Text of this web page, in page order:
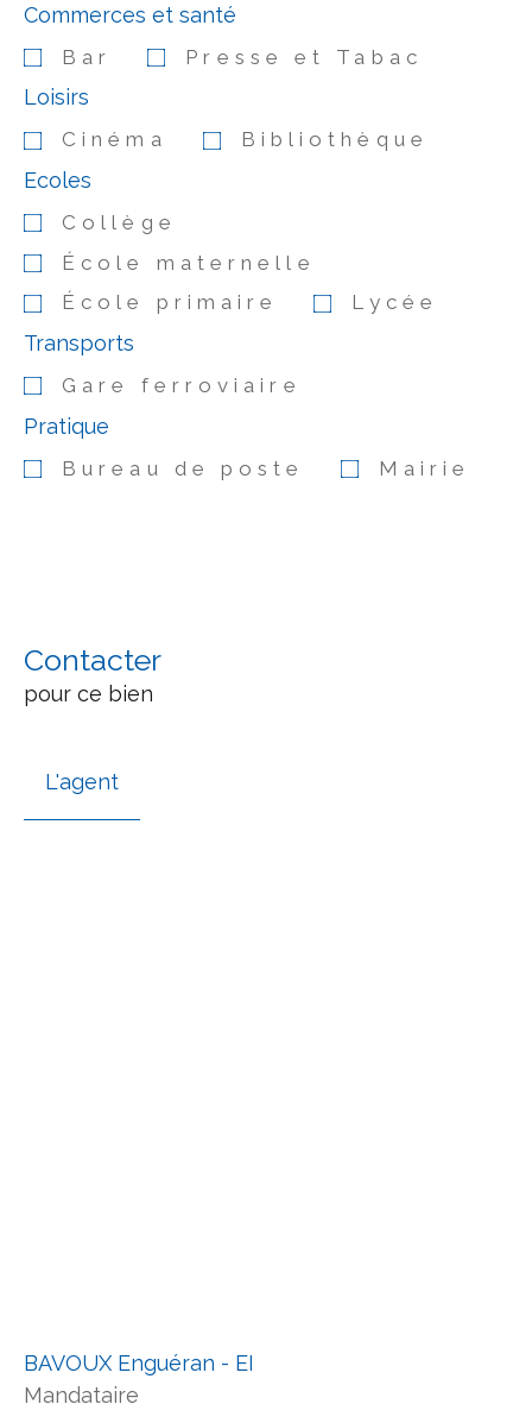
Commerces et santé
Bar Presse et Tabac
Loisirs
Cinéma Bibliothèque
Ecoles
Collège
École maternelle
École primaire
Lycée
Transports
Gare ferroviaire
Pratique
Bureau de poste Mairie
Contacter
pour ce bien
L'agent
BAVOUX Enguéran - EI
Mandataire